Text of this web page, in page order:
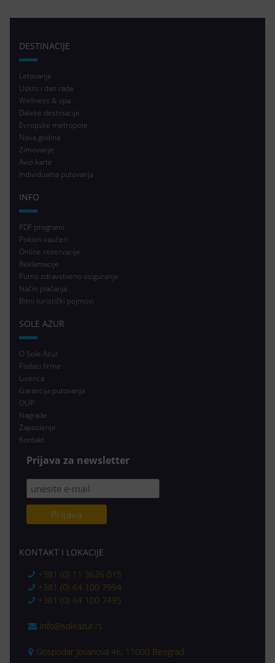
DESTINACIJE
Letovanje
Uskrs i dan rada
Wellness & spa
Daleke destinacije
Evropske metropole
Nova godina
Zimovanje
Avio karte
Individualna putovanja
INFO
PDF programi
Poklon vaučeri
Online rezervacije
Reklamacije
Putno zdravstveno osiguranje
Način plaćanja
Bitni turistički pojmovi
SOLE AZUR
O Sole Azur
Podaci firme
Licenca
Garancija putovanja
OUP
Nagrade
Zaposlenje
Kontakt
Prijava za newsletter
KONTAKT I LOKACIJE
+381 (0) 11 3626 015
+381 (0) 64 100 7994
+381 (0) 64 100 7495
info@soleazur.rs
Gospodar Jovanova 46, 11000 Beograd